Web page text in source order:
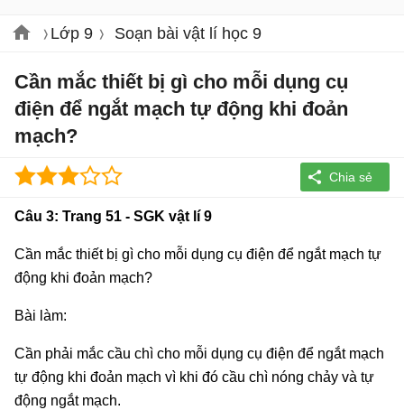
Lớp 9 Soạn bài vật lí học 9
Cần mắc thiết bị gì cho mỗi dụng cụ
điện để ngắt mạch tự động khi đoản
mạch?
Câu 3: Trang 51 - SGK vật lí 9
Cần mắc thiết bị gì cho mỗi dụng cụ điện để ngắt mạch tự
động khi đoản mạch?
Bài làm:
Cần phải mắc cầu chì cho mỗi dụng cụ điện để ngắt mạch
tự động khi đoản mạch vì khi đó cầu chì nóng chảy và tự
động ngắt mạch.